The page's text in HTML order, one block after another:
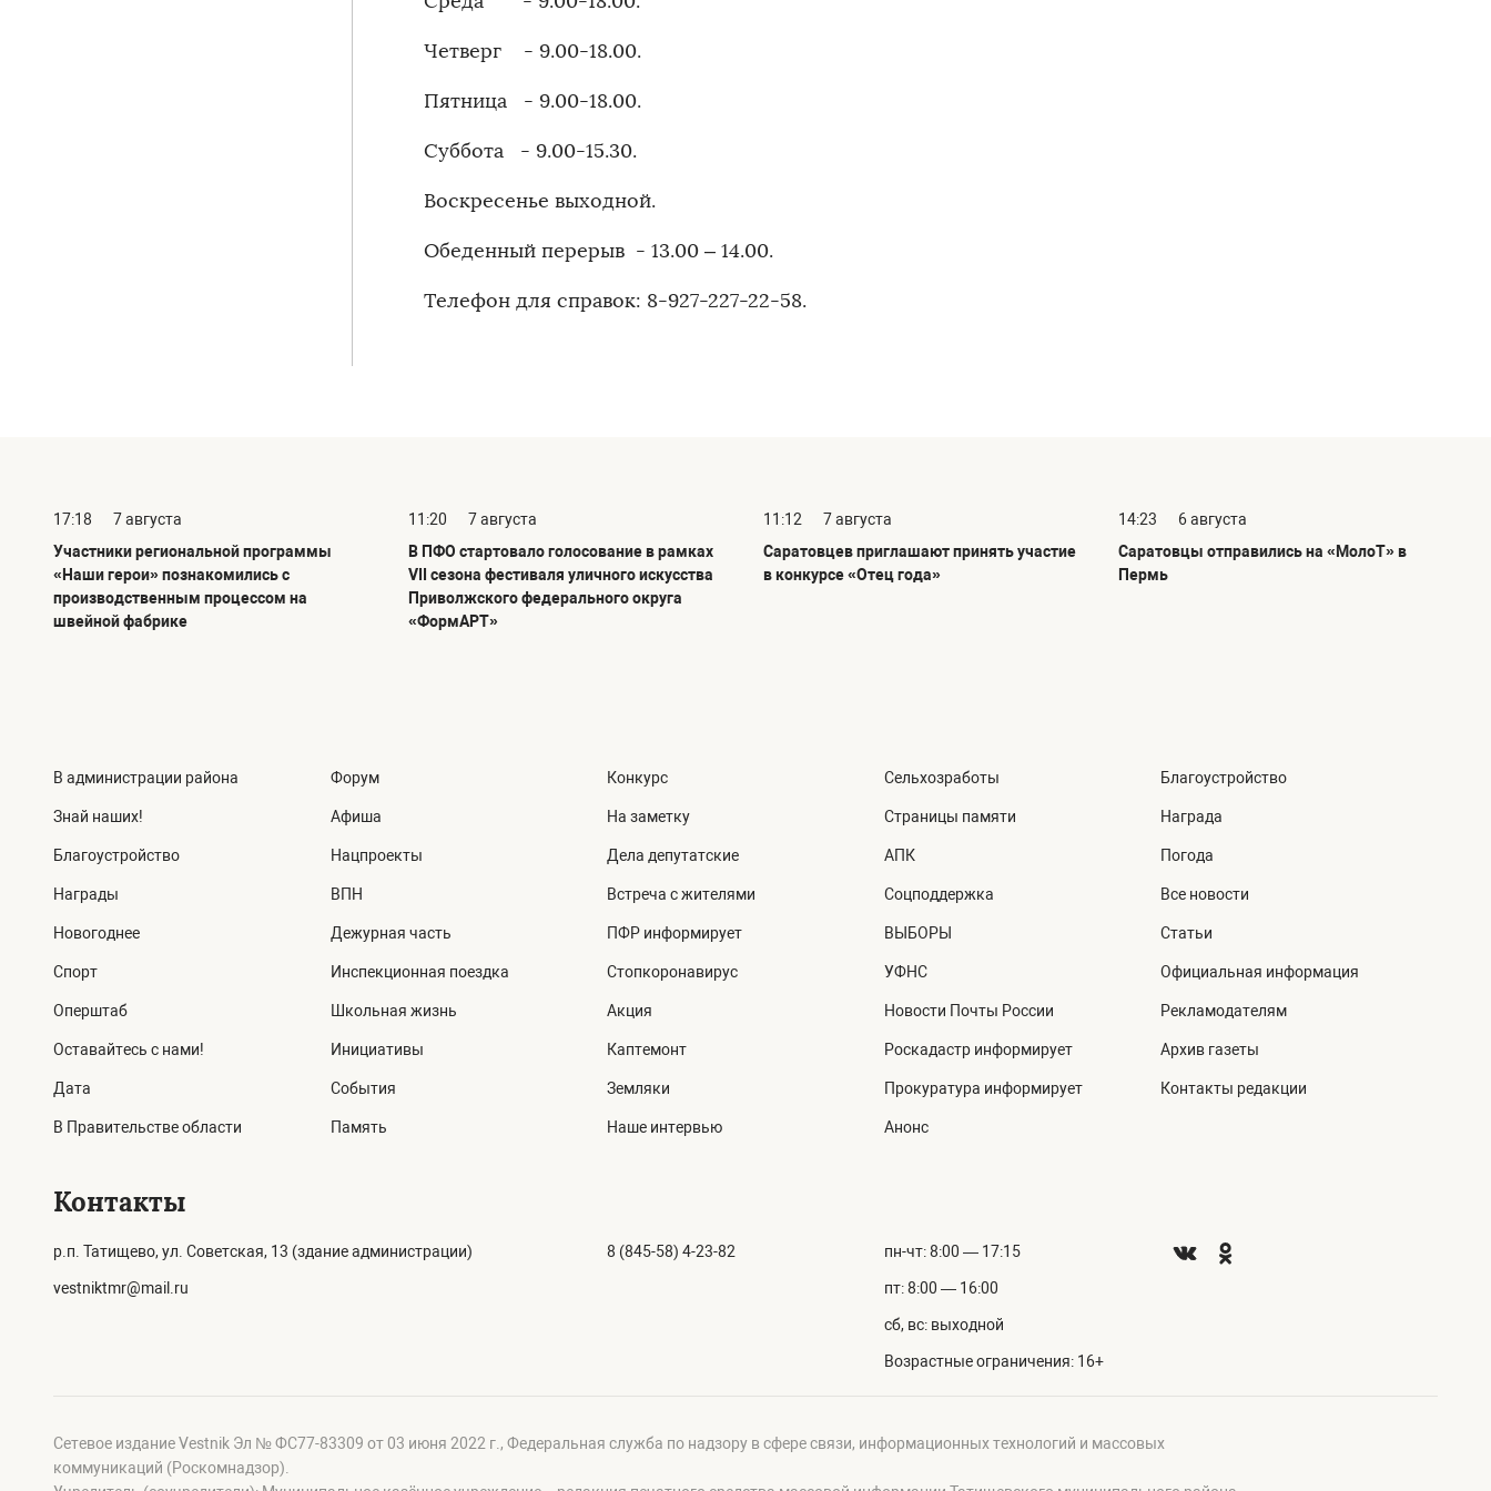
Четверг - 9.00-18.00.
Пятница - 9.00-18.00.
Суббота - 9.00-15.30.
Воскресенье выходной.
Обеденный перерыв - 13.00 – 14.00.
Телефон для справок: 8-927-227-22-58.
17:18
7 августа
Участники региональной программы
«Наши герои» познакомились с
производственным процессом на
швейной фабрике
11:20
7 августа
В ПФО стартовало голосование в рамках
VII сезона фестиваля уличного искусства
Приволжского федерального округа
«ФормАРТ»
11:12
7 августа
Саратовцев приглашают принять участие
в конкурсе «Отец года»
14:23
6 августа
Саратовцы отправились на «МолоТ» в
Пермь
В администрации района
Знай наших!
Благоустройство
Награды
Новогоднее
Спорт
Оперштаб
Оставайтесь с нами!
Дата
В Правительстве области
Форум
Афиша
Нацпроекты
ВПН
Дежурная часть
Инспекционная поездка
Школьная жизнь
Инициативы
События
Память
Конкурс
На заметку
Дела депутатские
Встреча с жителями
ПФР информирует
Стопкоронавирус
Акция
Каптемонт
Земляки
Наше интервью
Сельхозработы
Страницы памяти
АПК
Соцподдержка
ВЫБОРЫ
УФНС
Новости Почты России
Роскадастр информирует
Прокуратура информирует
Анонс
Благоустройство
Награда
Погода
Все новости
Статьи
Официальная информация
Рекламодателям
Архив газеты
Контакты редакции
Контакты
р.п. Татищево, ул. Советская, 13 (здание администрации)
vestniktmr@mail.ru
8 (845-58) 4-23-82 пн-чт: 8:00 — 17:15
пт: 8:00 — 16:00
сб, вс: выходной
Возрастные ограничения: 16+
Сетевое издание Vestnik Эл № ФС77-83309 от 03 июня 2022 г., Федеральная служба по надзору в сфере связи, информационных технологий и массовых
коммуникаций (Роскомнадзор).